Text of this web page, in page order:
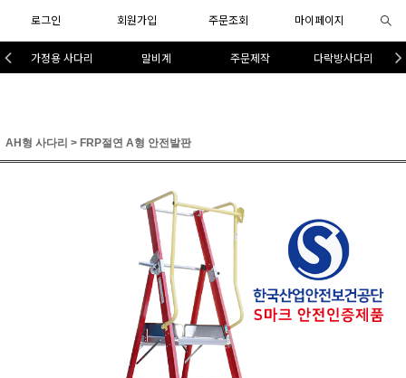
로그인 회원가입 주문조회 마이페이지
가정용 사다리 말비계 주문제작 다락방사다리
AH형 사다리 > FRP절연 A형 안전발판